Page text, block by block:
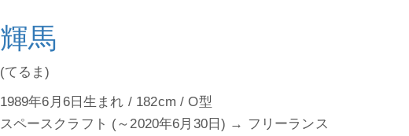
輝馬
(てるま)
1989年6月6日生まれ / 182cm / O型
スペースクラフト (～2020年6月30日) → フリーランス